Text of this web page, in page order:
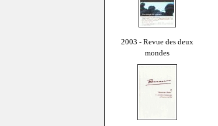
2003 - Revue des deux
mondes